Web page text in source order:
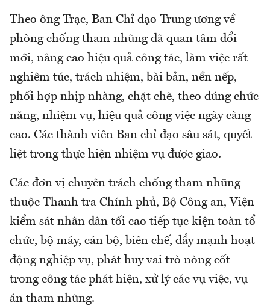
Theo ông Trạc, Ban Chỉ đạo Trung ương về
phòng chống tham nhũng đã quan tâm đổi
mới, nâng cao hiệu quả công tác, làm việc rất
nghiêm túc, trách nhiệm, bài bản, nền nếp,
phối hợp nhịp nhàng, chặt chẽ, theo đúng chức
năng, nhiệm vụ, hiệu quả công việc ngày càng
cao. Các thành viên Ban chỉ đạo sâu sát, quyết
liệt trong thực hiện nhiệm vụ được giao.
Các đơn vị chuyên trách chống tham nhũng
thuộc Thanh tra Chính phủ, Bộ Công an, Viện
kiểm sát nhân dân tối cao tiếp tục kiện toàn tổ
chức, bộ máy, cán bộ, biên chế, đẩy mạnh hoạt
động nghiệp vụ, phát huy vai trò nòng cốt
trong công tác phát hiện, xử lý các vụ việc, vụ
án tham nhũng.